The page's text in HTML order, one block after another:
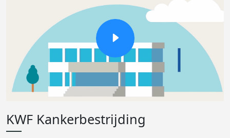
KWF Kankerbestrijding